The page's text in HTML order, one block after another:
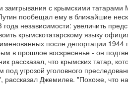
заигрывания с крымскими
пообещал ему в ближайшие
независимости: увеличить
крымскотатарскому языку
после депортации
в прошлое воскресенье - он
рассказал, что крымских татар,
под угрозой уголовного
рассказал Джемилев. "Похоже, что